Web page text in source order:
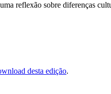
reflexão sobre diferenças
desta edição.